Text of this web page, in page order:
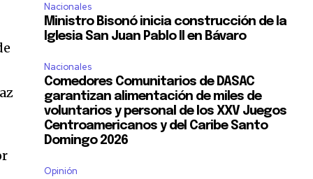
Nacionales
Ministro Bisonó inicia construcción de la
Iglesia San Juan Pablo II en Bávaro
Nacionales
Comedores Comunitarios de DASAC
garantizan alimentación de miles de
voluntarios y personal de los XXV Juegos
Centroamericanos y del Caribe Santo
Domingo 2026
Opinión